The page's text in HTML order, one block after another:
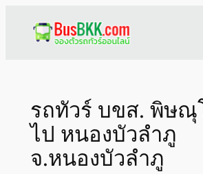
รถทัวร์ บขส. พิษณุ
ไป หนองบัวลำภู
จ.หนองบัวลำภู